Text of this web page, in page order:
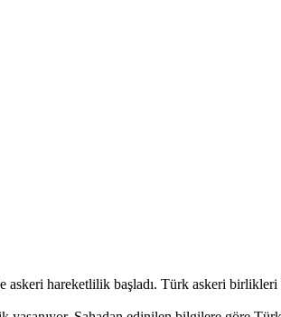
askeri hareketlilik başladı. Türk askeri